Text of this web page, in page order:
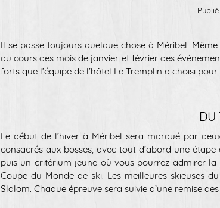
Il se passe toujours quelque chose à Méribel.
au cours des mois de janvier et février des
forts que l’équipe de l’hôtel Le Tremplin a choisi
DU
Le début de l’hiver à Méribel sera marqué par
consacrés aux bosses, avec tout d’abord une
puis un critérium jeune où vous pourrez admirer
Coupe du Monde de ski. Les meilleures skieuses
Slalom. Chaque épreuve sera suivie d’une remise